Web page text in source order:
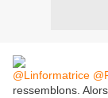
@Linformatrice
ressemblons.